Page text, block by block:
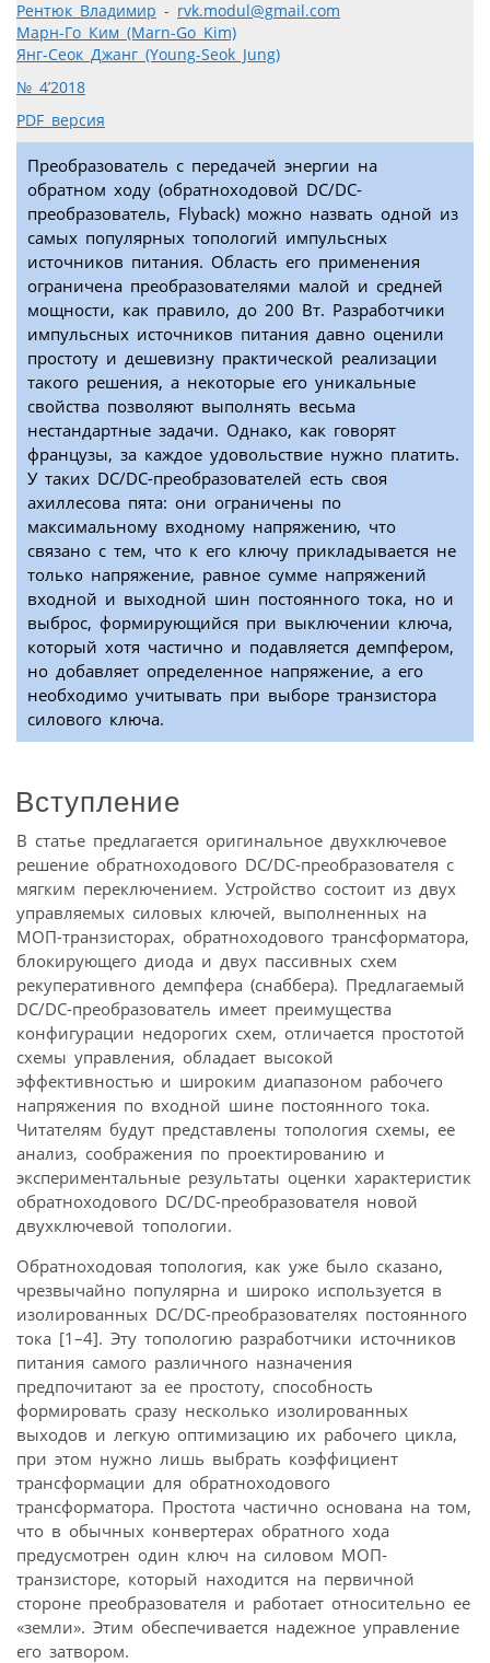
Рентюк Владимир - rvk.modul@gmail.com
Марн-Го Ким (Marn-Go Kim)
Янг-Сеок Джанг (Young-Seok Jung)
№ 4’2018
PDF версия
Преобразователь с передачей энергии на
обратном ходу (обратноходовой DC/DC-
преобразователь, Flyback) можно назвать одной из
самых популярных топологий импульсных
источников питания. Область его применения
ограничена преобразователями малой и средней
мощности, как правило, до 200 Вт. Разработчики
импульсных источников питания давно оценили
простоту и дешевизну практической реализации
такого решения, а некоторые его уникальные
свойства позволяют выполнять весьма
нестандартные задачи. Однако, как говорят
французы, за каждое удовольствие нужно платить.
У таких DC/DC-преобразователей есть своя
ахиллесова пята: они ограничены по
максимальному входному напряжению, что
связано с тем, что к его ключу прикладывается не
только напряжение, равное сумме напряжений
входной и выходной шин постоянного тока, но и
выброс, формирующийся при выключении ключа,
который хотя частично и подавляется демпфером,
но добавляет определенное напряжение, а его
необходимо учитывать при выборе транзистора
силового ключа.
Вступление
В статье предлагается оригинальное двухключевое
решение обратноходового DC/DC-преобразователя с
мягким переключением. Устройство состоит из двух
управляемых силовых ключей, выполненных на
МОП-транзисторах, обратноходового трансформатора,
блокирующего диода и двух пассивных схем
рекуперативного демпфера (снаббера). Предлагаемый
DC/DC-преобразователь имеет преимущества
конфигурации недорогих схем, отличается простотой
схемы управления, обладает высокой
эффективностью и широким диапазоном рабочего
напряжения по входной шине постоянного тока.
Читателям будут представлены топология схемы, ее
анализ, соображения по проектированию и
экспериментальные результаты оценки характеристик
обратноходового DC/DC-преобразователя новой
двухключевой топологии.
Обратноходовая топология, как уже было сказано,
чрезвычайно популярна и широко используется в
изолированных DC/DC-преобразователях постоянного
тока [1–4]. Эту топологию разработчики источников
питания самого различного назначения
предпочитают за ее простоту, способность
формировать сразу несколько изолированных
выходов и легкую оптимизацию их рабочего цикла,
при этом нужно лишь выбрать коэффициент
трансформации для обратноходового
трансформатора. Простота частично основана на том,
что в обычных конвертерах обратного хода
предусмотрен один ключ на силовом МОП-
транзисторе, который находится на первичной
стороне преобразователя и работает относительно ее
«земли». Этим обеспечивается надежное управление
его затвором.